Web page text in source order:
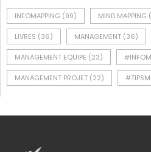
INFOMAPPING (99) MIND MAPPING
LIVRES (36) MANAGEMENT (36)
MANAGEMENT EQUIPE (23)
MANAGEMENT PROJET (22)